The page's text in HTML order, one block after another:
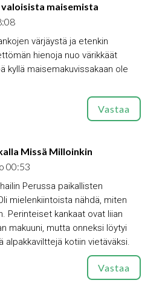
maisemista
värjäystä ja etenkin
hienoja nuo värikkäät
kyllä maisemakuvissakaan ole
Vastaa
Missä Milloinkin
00:53
Perussa paikallisten
mielenkiintoista nähdä, miten
Perinteiset kankaat ovat liian
makuuni, mutta onneksi löytyi
alpakkavilttejä kotiin vietäväksi.
Vastaa